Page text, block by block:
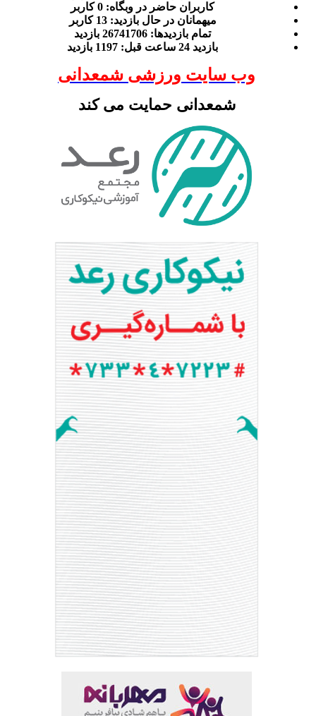
کاربران حاضر در وبگاه: 0 کاربر
ميهمانان در حال بازديد: 13 کاربر
تمام بازديد‌ها: 26741706 بازدید
بازديد 24 ساعت قبل: 1197 بازدید
وب سایت ورزشی شمعدانی
شمعدانی حمایت می کند